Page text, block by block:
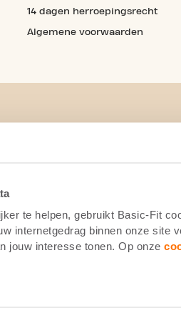
te helpen, gebruikt Basic-Fit
internetgedrag binnen onze site
jouw interesse tonen. Op onze
14 dagen herroepingsrecht
Algemene voorwaarden